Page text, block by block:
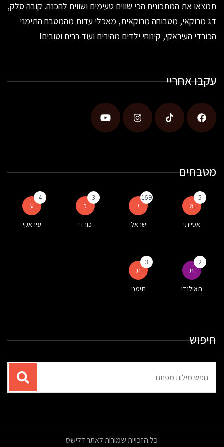
תמצאו את המתכונים הכי שווים טעימים ושווים להכנה. קובה סלק,
דג מרוקאי, מטבוחה מרוקאית, מאכלי עדות מהמטבח התימני
הכורדי העיראקי, קינוחי ילדים מהירים ועוד רבים וטובים!
עקבו אחריי
מטבחים
א
5
אסייתי
י
169
ישראלי
כ
3
כורדי
ע
4
עיראקי
ת
2
תאילנדי
ת
3
תימני
חיפוש
עבור
כל הזכויות שמורות לאתר דלישס